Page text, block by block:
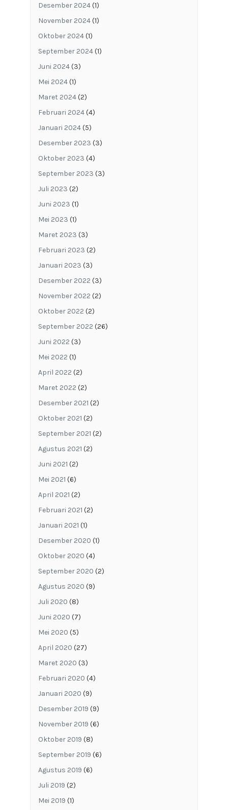
Desember 2024(1)
November 2024(1)
Oktober 2024(1)
September 2024(1)
Juni 2024(3)
Mei 2024(1)
Maret 2024(2)
Februari 2024(4)
Januari 2024(5)
Desember 2023 (3)
Oktober 2023 (4)
September 2023 (3)
Juli 2023 (2)
Juni 2023 (1)
Mei 2023 (1)
Maret 2023 (3)
Februari 2023 (2)
Januari 2023 (3)
Desember 2022 (3)
November 2022 (2)
Oktober 2022 (2)
September 2022 (26)
Juni 2022 (3)
Mei 2022 (1)
April 2022 (2)
Maret 2022 (2)
Desember 2021 (2)
Oktober 2021 (2)
September 2021 (2)
Agustus 2021 (2)
Juni 2021 (2)
Mei 2021 (6)
April 2021 (2)
Februari 2021 (2)
Januari 2021 (1)
Desember 2020 (1)
Oktober 2020 (4)
September 2020 (2)
Agustus 2020 (9)
Juli 2020 (8)
Juni 2020 (7)
Mei 2020 (5)
April 2020 (27)
Maret 2020 (3)
Februari 2020 (4)
Januari 2020 (9)
Desember 2019 (9)
November 2019 (6)
Oktober 2019 (8)
September 2019 (6)
Agustus 2019 (6)
Juli 2019 (2)
Mei 2019 (1)